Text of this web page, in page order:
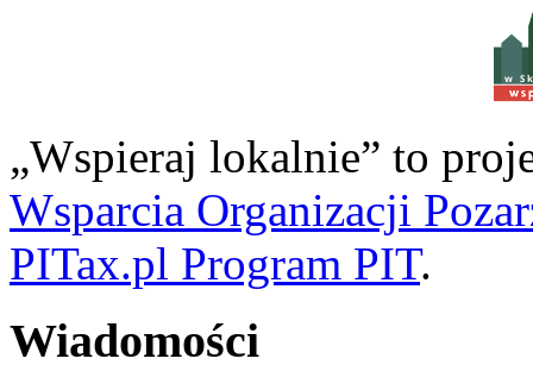
w
„Wspieraj lokalnie” to
Wsparcia Organizacji
PITax.pl Program PIT.
Wiadomości